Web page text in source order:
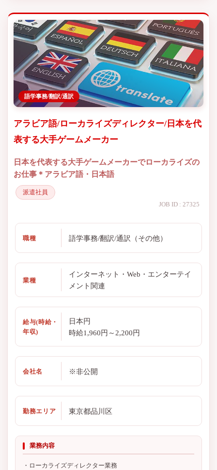
語学事務/翻訳/通訳
アラビア語/ローカライズディレクター/日本を代
表する大手ゲームメーカー
日本を代表する大手ゲームメーカーでローカライズの
お仕事＊アラビア語・日本語
派遣社員
JOB ID : 27325
職種 語学事務/翻訳/通訳（その他）
業種
インターネット・Web・エンターテイ
メント関連
給与(時給・
年収)
日本円
時給1,960円～2,200円
会社名 ※非公開
勤務エリア 東京都品川区
業務内容
・ローカライズディレクター業務